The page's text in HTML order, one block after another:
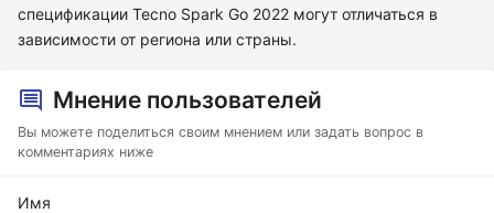
спецификации Tecno Spark Go 2022 могут отличаться в
зависимости от региона или страны.
Мнение пользователей
Вы можете поделиться своим мнением или задать вопрос в
комментариях ниже
Имя